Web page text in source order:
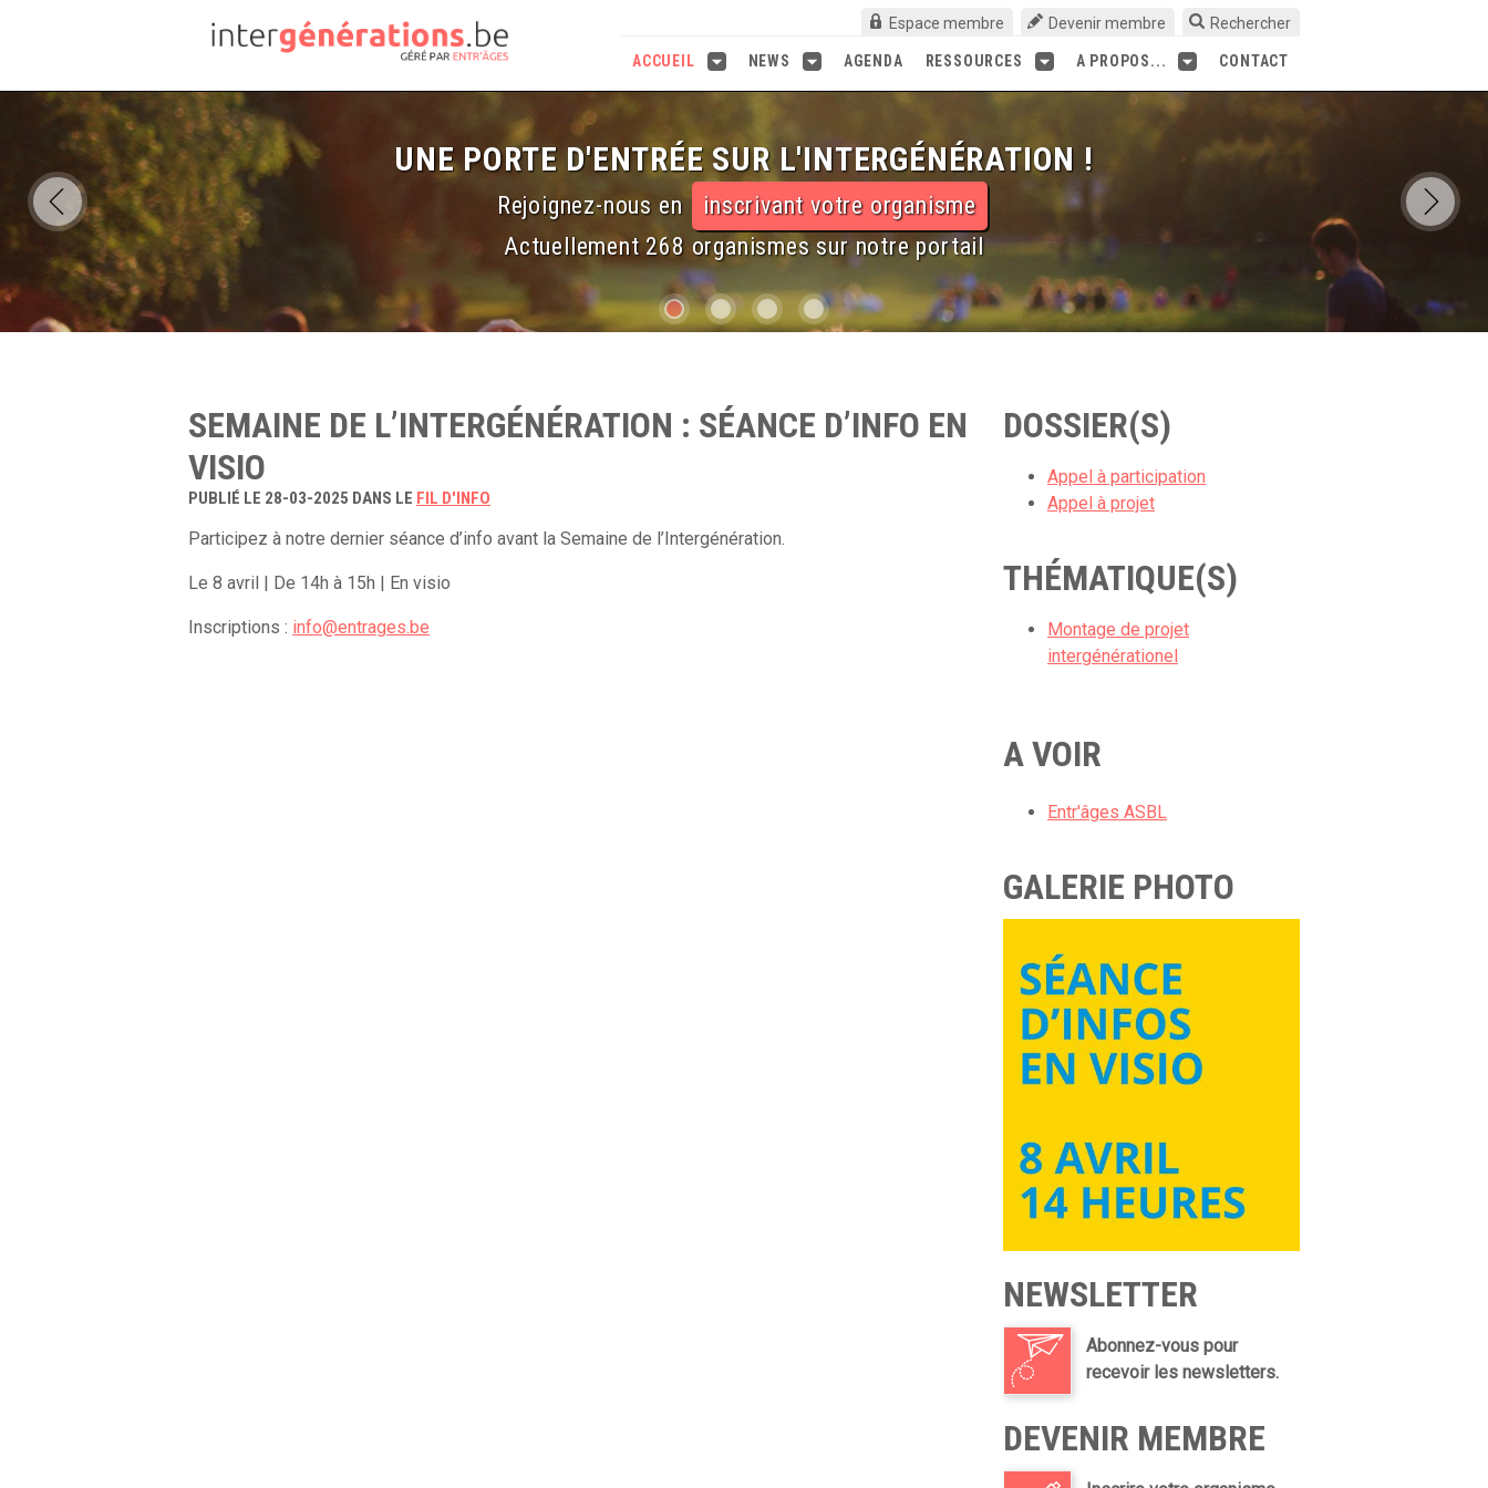
Espace membre Devenir membre Rechercher
CONTACT
A PROPOS...
RESSOURCES
AGENDA
NEWS
ACCUEIL
UNE PORTE D'ENTRÉE SUR L'INTERGÉNÉRATION !
Rejoignez-nous en inscrivant votre organisme
Actuellement 268 organismes sur notre portail
SEMAINE DE L’INTERGÉNÉRATION : SÉANCE D’INFO EN
VISIO
PUBLIÉ LE 28-03-2025 DANS LE FIL D'INFO
Participez à notre dernier séance d’info avant la Semaine de l’Intergénération.
Le 8 avril | De 14h à 15h | En visio
Inscriptions : info@entrages.be
DOSSIER(S)
Appel à participation
Appel à projet
THÉMATIQUE(S)
Montage de projet
intergénérationel
A VOIR
Entr'âges ASBL
GALERIE PHOTO
NEWSLETTER
Abonnez-vous pour
recevoir les newsletters.
DEVENIR MEMBRE